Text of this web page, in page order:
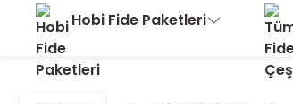
Hobi Fide Paketleri